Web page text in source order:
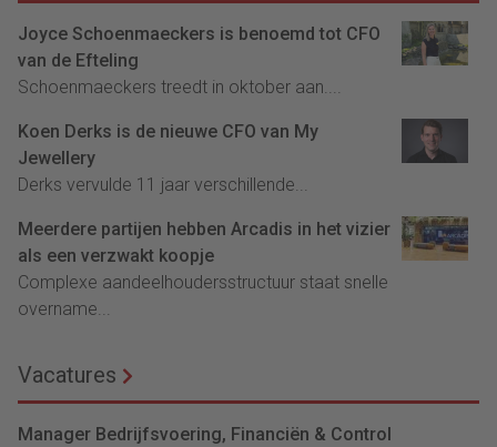
Joyce Schoenmaeckers is benoemd tot CFO
van de Efteling
Schoenmaeckers treedt in oktober aan....
Koen Derks is de nieuwe CFO van My
Jewellery
Derks vervulde 11 jaar verschillende...
Meerdere partijen hebben Arcadis in het vizier
als een verzwakt koopje
Complexe aandeelhoudersstructuur staat snelle
overname...
Vacatures
Manager Bedrijfsvoering, Financiën & Control